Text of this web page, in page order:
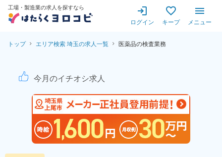
工場・製造業の求人を探すなら
ログイン キープ メニュー
トップ エリア検索 埼玉の求人一覧 医薬品の検査業務
医薬品の検査業務！時給
今月のイチオシ求人